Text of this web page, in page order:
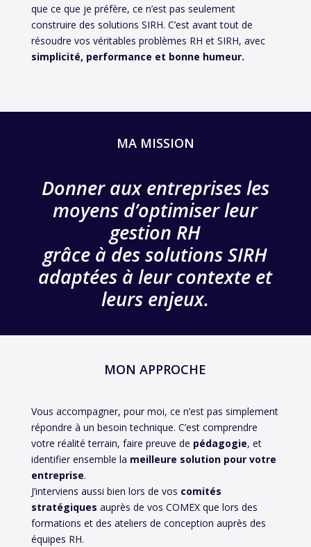
que ce que je préfère, ce n’est pas seulement
construire des solutions SIRH. C’est avant tout de
résoudre vos véritables problèmes RH et SIRH, avec
simplicité, performance et bonne humeur.
MA MISSION
Donner aux entreprises les
moyens d’optimiser leur
gestion RH
grâce à des solutions SIRH
adaptées à leur contexte et
leurs enjeux.
MON APPROCHE
Vous accompagner, pour moi, ce n’est pas simplement
répondre à un besoin technique. C’est comprendre
votre réalité terrain, faire preuve de pédagogie, et
identifier ensemble la meilleure solution pour votre
entreprise.
J’interviens aussi bien lors de vos comités
stratégiques auprès de vos COMEX que lors des
formations et des ateliers de conception auprès des
équipes RH.